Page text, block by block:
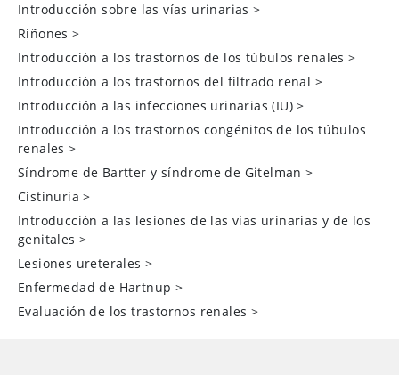
Introducción sobre las vías urinarias >
Riñones >
Introducción a los trastornos de los túbulos renales >
Introducción a los trastornos del filtrado renal >
Introducción a las infecciones urinarias (IU) >
Introducción a los trastornos congénitos de los túbulos
renales >
Síndrome de Bartter y síndrome de Gitelman >
Cistinuria >
Introducción a las lesiones de las vías urinarias y de los
genitales >
Lesiones ureterales >
Enfermedad de Hartnup >
Evaluación de los trastornos renales >